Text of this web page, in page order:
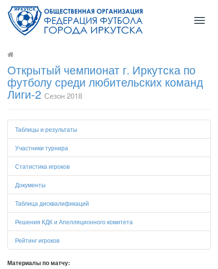
Открытый чемпионат г. Иркутска по
футболу среди любительских команд
Лиги-2 Сезон 2018
Таблицы и результаты
Участники турнира
Статистика игроков
Документы
Таблица дисквалификаций
Решения КДК и Апелляционного комитета
Рейтинг игроков
Материалы по матчу: